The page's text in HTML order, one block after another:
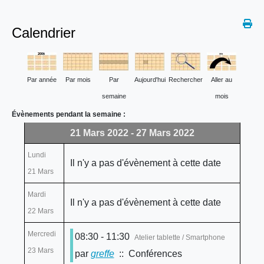
Calendrier
Par année Par mois Par
semaine
Aujourd'hui Rechercher Aller au
mois
Évènements pendant la semaine :
21 Mars 2022 - 27 Mars 2022
Lundi
21 Mars
Il n'y a pas d'évènement à cette date
Mardi
22 Mars
Il n'y a pas d'évènement à cette date
Mercredi
23 Mars
08:30 - 11:30 Atelier tablette / Smartphone
par greffe:: Conférences